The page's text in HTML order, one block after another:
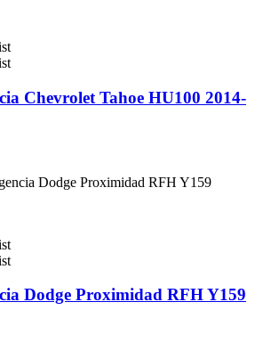
Chevrolet Tahoe HU100 2014-
Dodge Proximidad RFH Y159